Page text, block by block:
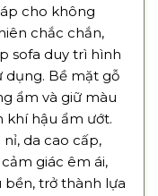
cho không
chắc chắn,
sofa duy trì hình
dụng. Bề mặt gỗ
ẩm và giữ màu
khí hậu ẩm ướt.
da cao cấp,
giác êm ái,
trở thành lựa